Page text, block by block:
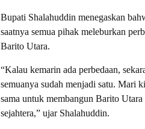
Bupati Shalahuddin menegaskan
saatnya semua pihak meleburkan
Barito Utara.
“Kalau kemarin ada perbedaan,
semuanya sudah menjadi satu. Mari
sama untuk membangun Barito
sejahtera,” ujar Shalahuddin.